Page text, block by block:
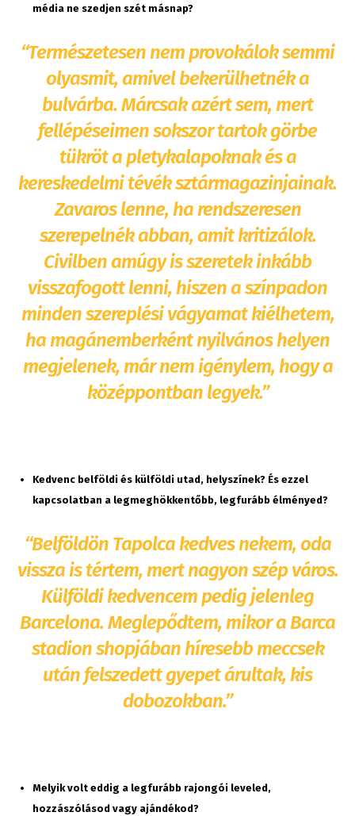
média ne szedjen szét másnap?
“Természetesen nem provokálok semmi
olyasmit, amivel bekerülhetnék a
bulvárba. Márcsak azért sem, mert
fellépéseimen sokszor tartok görbe
tükröt a pletykalapoknak és a
kereskedelmi tévék sztármagazinjainak.
Zavaros lenne, ha rendszeresen
szerepelnék abban, amit kritizálok.
Civilben amúgy is szeretek inkább
visszafogott lenni, hiszen a színpadon
minden szereplési vágyamat kiélhetem,
ha magánemberként nyilvános helyen
megjelenek, már nem igénylem, hogy a
középpontban legyek.”
Kedvenc belföldi és külföldi utad, helyszínek? És ezzel
kapcsolatban a legmeghökkentőbb, legfurább élményed?
“Belföldön Tapolca kedves nekem, oda
vissza is tértem, mert nagyon szép város.
Külföldi kedvencem pedig jelenleg
Barcelona. Meglepődtem, mikor a Barca
stadion shopjában híresebb meccsek
után felszedett gyepet árultak, kis
dobozokban.”
Melyik volt eddig a legfurább rajongói leveled,
hozzászólásod vagy ajándékod?